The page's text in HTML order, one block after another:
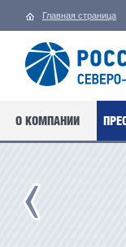
Главная страница
О КОМПАНИИ